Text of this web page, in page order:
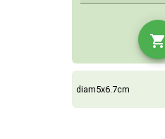
shopping_cart
diam5x6.7cm